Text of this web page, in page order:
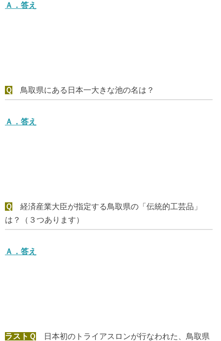
Ａ． 答え
Ｑ 鳥取県にある日本一大きな池の名は？
Ａ． 答え
Ｑ
経済産業大臣が指定する鳥取県の「伝統的工芸品」
は？（３つあります）
Ａ． 答え
ラストＱ
日本初のトライアスロンが行なわれた、鳥取県